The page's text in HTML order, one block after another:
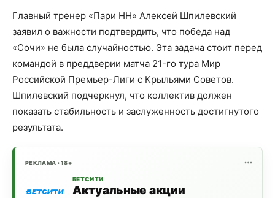
Главный тренер «Пари НН» Алексей Шпилевский
заявил о важности подтвердить, что победа над
«Сочи» не была случайностью. Эта задача стоит перед
командой в преддверии матча 21-го тура Мир
Российской Премьер-Лиги с Крыльями Советов.
Шпилевский подчеркнул, что коллектив должен
показать стабильность и заслуженность достигнутого
результата.
РЕКЛАМА · 18+
БЕТСИТИ
Актуальные акции